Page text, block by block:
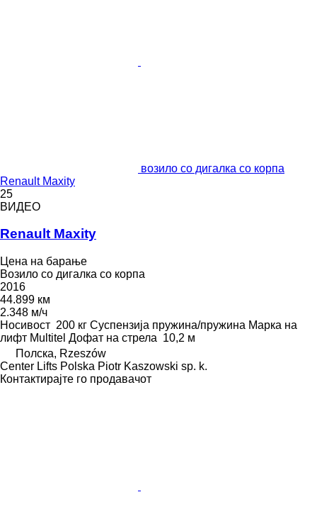
возило со дигалка со корпа
Renault Maxity
25
ВИДЕО
Renault Maxity
Цена на барање
Возило со дигалка со корпа
2016
44.899 км
2.348 м/ч
Носивост 200 кг Суспензија пружина/пружина Марка на
лифт Multitel Дофат на стрела 10,2 м
Полска, Rzeszów
Center Lifts Polska Piotr Kaszowski sp. k.
Контактирајте го продавачот